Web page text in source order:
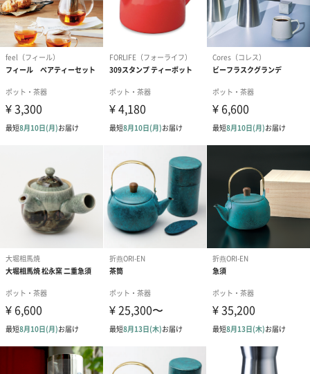
■茉莉仙女 まりせんにょ
茶葉の上に愛らしく咲く金盞花から真っ直ぐ立ち上がるジャスミ
ンの白く可憐な様子は、天から現れた仙女の姿を思わせます。
■錦上添花 きんじょうてんか
千日紅、金盞花（キンセンカ）、ジャスミンの3種の花が連なっ
て、美しさを競う姿は、凛として艶やかです。
■百合花藍 ゆりからん
茶葉を籃、白いジャスミンの花の連なりを持ち手に見立て、そこ
に鮮やかなオレンジ色の百合の花が伸びやかに開く様子は、まさ
に「百合の花籃」のようです。